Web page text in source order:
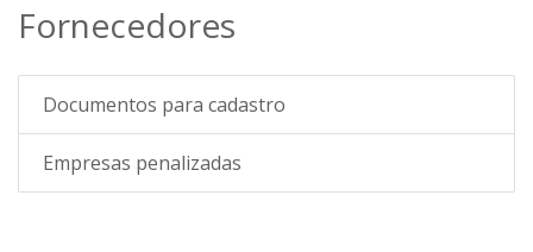
Fornecedores
Documentos para cadastro
Empresas penalizadas